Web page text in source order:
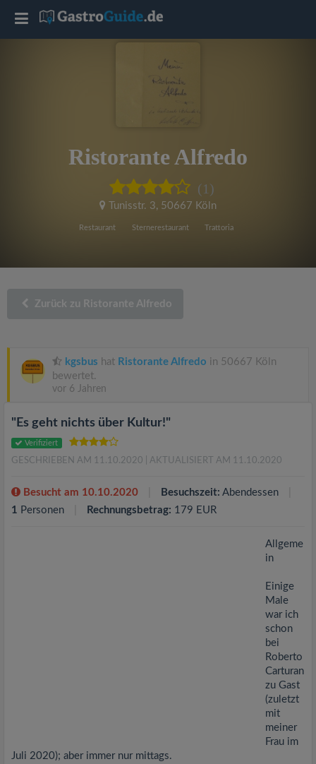
Ristorante Alfredo
(1)
Tunisstr. 3, 50667 Köln
Restaurant Sternerestaurant Trattoria
Zurück zu Ristorante Alfredo
kgsbus hat Ristorante Alfredo in 50667 Köln
bewertet.
vor 6 Jahren
"Es geht nichts über Kultur!"
Verifiziert
GESCHRIEBEN AM 11.10.2020 | AKTUALISIERT AM 11.10.2020
Besucht am 10.10.2020 Besuchszeit: Abendessen
1 Personen Rechnungsbetrag: 179 EUR
Allgeme
in
Einige
Male
war ich
schon
bei
Roberto
Carturan
zu Gast
(zuletzt
mit
meiner
Frau im
Juli 2020); aber immer nur mittags.
T
a
t